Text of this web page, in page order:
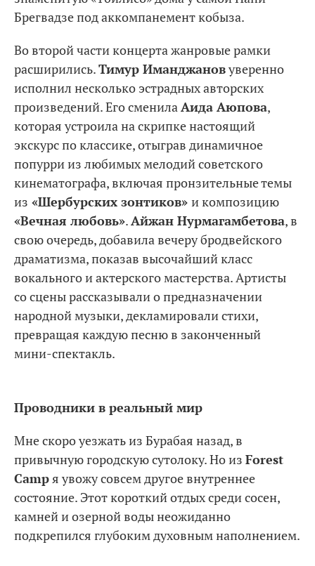
Брегвадзе под аккомпанемент кобыза.
Во второй части концерта жанровые рамки
расширились.Тимур Иманджановуверенно
исполнил несколько эстрадных авторских
произведений. Его сменилаАида Аюпова,
которая устроила на скрипке настоящий
экскурс по классике, отыграв динамичное
попурри из любимых мелодий советского
кинематографа, включая пронзительные темы
из «Шербурских зонтиков» и композицию
«Вечная любовь».Айжан Нурмагамбетова, в
свою очередь, добавила вечеру бродвейского
драматизма, показав высочайший класс
вокального и актерского мастерства. Артисты
со сцены рассказывали о предназначении
народной музыки, декламировали стихи,
превращая каждую песню в законченный
мини-спектакль.
Проводники в реальный мир
Мне скоро уезжать из Бурабая назад, в
привычную городскую сутолоку. Но из Forest
Campя увожу совсем другое внутреннее
состояние. Этот короткий отдых среди сосен,
камней и озерной воды неожиданно
подкрепился глубоким духовным наполнением.